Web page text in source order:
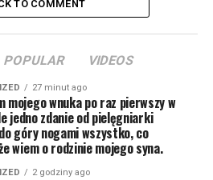
TO COMMENT
POPULAR VIDEOS
27 minut ago
mojego wnuka po raz pierwszy w
jedno zdanie od pielęgniarki
góry nogami wszystko, co
wiem o rodzinie mojego syna.
2 godziny ago